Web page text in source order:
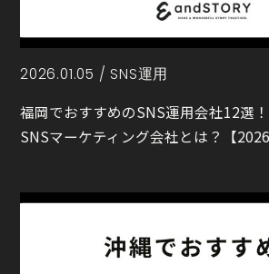
2026.01.05 / SNS運用
福岡でおすすめのSNS運用会社12選
SNSマーケティング会社とは？【2026